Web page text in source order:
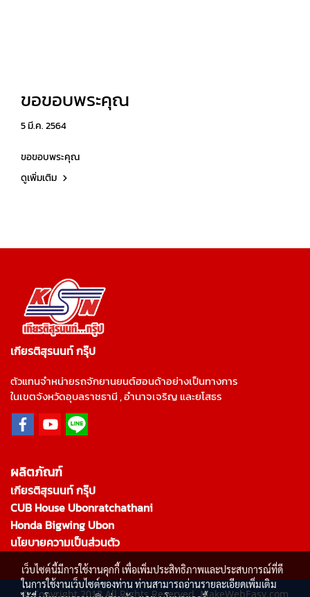
ขอขอบพระคุณ
5 มี.ค. 2564
ขอขอบพระคุณ
ดูเพิ่มเติม
เกียรติสุรนนท์ กรุ๊ป
ตัวแทนจำหน่ายรถจักยานยนต์ฮอนด้าอย่างเป็นทางการ
ในเขตจังหวัดอุบลราชธานี , อำนาจเจริญ และยโสธร
ผลิตภัณฑ์
เกียรติสุรนนท์ กรุ๊ป
CUB House Ubonratchathani
Honda Bigwing Ubon
นโยบายความเป็นส่วนตัว
© Copyright 2018 All Rights Reserved. MakeWebEasy.com
เว็บไซต์นี้มีการใช้งานคุกกี้ เพื่อเพิ่มประสิทธิภาพและประสบการณ์ที่ดี
ในการใช้งานเว็บไซต์ของท่าน ท่านสามารถอ่านรายละเอียดเพิ่มเติม